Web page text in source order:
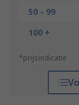
50 - 99
100 +
*prijsindicatie